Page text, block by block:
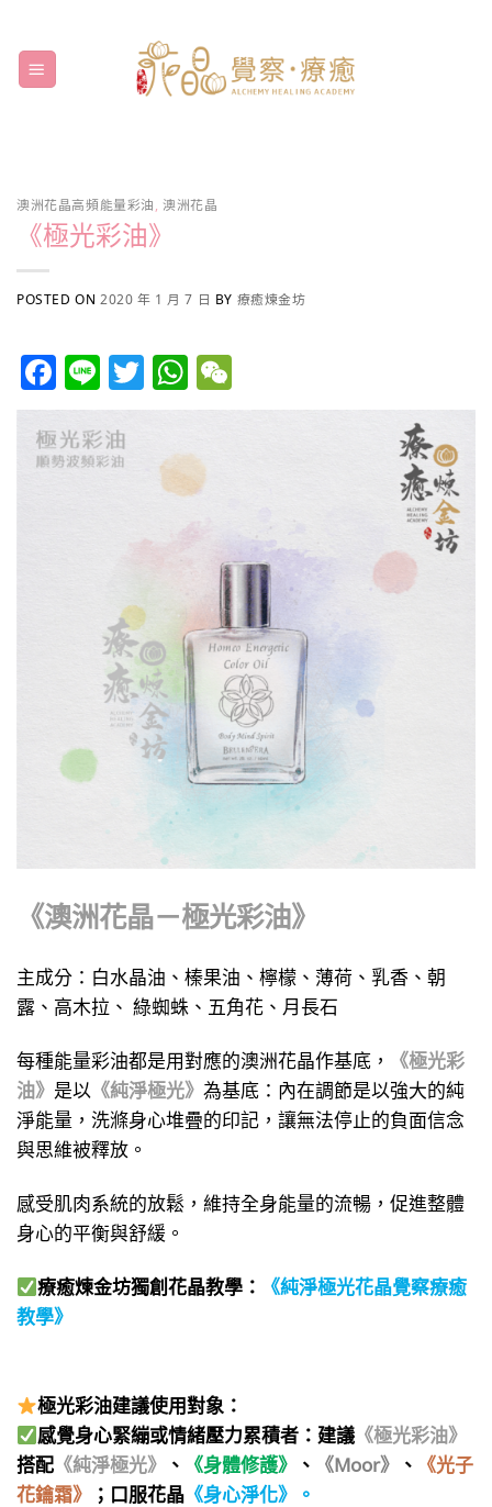
content
澳洲花晶高頻能量彩油,澳洲花晶
《極光彩油》
POSTED ON 2020 年 1 月 7 日 BY 療癒煉金坊
Facebook
LineTwitterWhatsApp
《澳洲花晶－極光彩油》
主成分：白水晶油、榛果油、檸檬、薄荷、乳香、朝
露、高木拉、 綠蜘蛛、五角花、月長石
每種能量彩油都是用對應的澳洲花晶作基底，
《極光彩
油》 是以 《純淨極光》 為基底：內在調節是以強大的純
淨能量，洗滌身心堆疊的印記，讓無法停止的負面信念
與思維被釋放。
感受肌肉系統的放鬆，維持全身能量的流暢，促進整體
身心的平衡與舒緩。
療癒煉金坊獨創花晶教學：
《純淨極光花晶覺察療癒
教學》
極光彩油建議使用對象：
感覺身心緊繃或情緒壓力累積者：建議 《極光彩油》
搭配 《純淨極光》 、 《身體修護》 、 《Moor》 、 《光子
花鑰霜》
； 口服花晶 《身心淨化》 。